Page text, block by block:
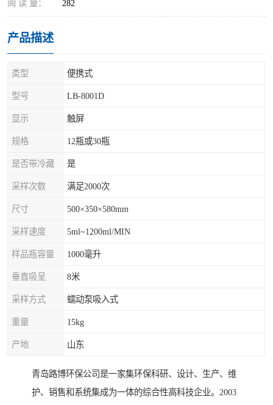
阅 读 量： 282
产品描述
类型 便携式
型号 LB-8001D
显示 触屏
规格 12瓶或30瓶
是否带冷藏 是
采样次数 满足2000次
尺寸 500×350×580mm
采样速度 5ml~1200ml/MIN
样品瓶容量 1000毫升
垂直吸呈 8米
采样方式 蠕动泵吸入式
重量 15kg
产地 山东
青岛路博环保公司是一家集环保科研、设计、生产、维
护、销售和系统集成为一体的综合性高科技企业。2003